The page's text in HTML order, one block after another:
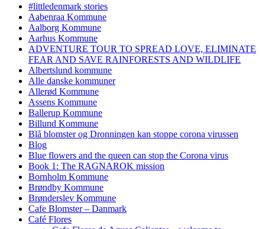
#littledenmark stories
Aabenraa Kommune
Aalborg Kommune
Aarhus Kommune
ADVENTURE TOUR TO SPREAD LOVE, ELIMINATE
FEAR AND SAVE RAINFORESTS AND WILDLIFE
Albertslund kommune
Alle danske kommuner
Allerød Kommune
Assens Kommune
Ballerup Kommune
Billund Kommune
Blå blomster og Dronningen kan stoppe corona virussen
Blog
Blue flowers and the queen can stop the Corona virus
Book 1: The RAGNAROK mission
Bornholm Kommune
Brøndby Kommune
Brønderslev Kommune
Cafe Blomster – Danmark
Café Flores